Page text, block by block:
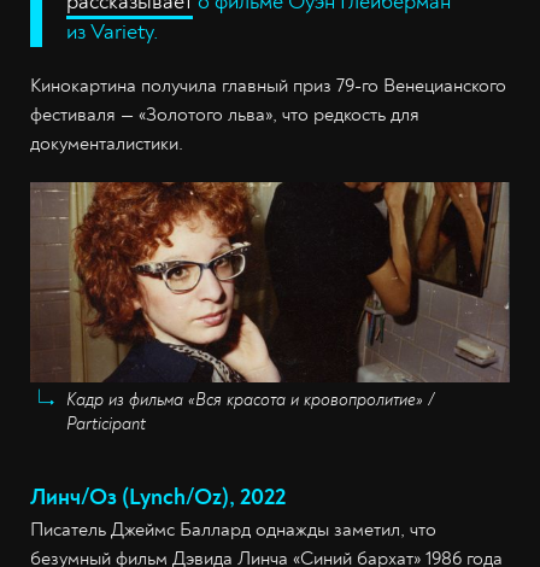
из Variety.
Кинокартина получила главный приз 79-го Венецианского
фестиваля — «Золотого льва», что редкость для
документалистики.
Кадр из фильма «Вся красота и кровопролитие» /
Participant
Линч/Оз (Lynch/Oz), 2022
Писатель Джеймс Баллард однажды заметил, что
безумный фильм Дэвида Линча «Синий бархат» 1986 года